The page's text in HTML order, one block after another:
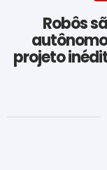
Robôs
projeto